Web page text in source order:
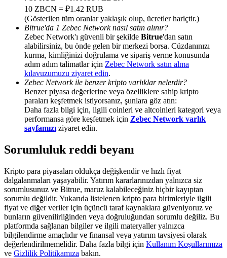
Deposit CASHCAT & Win
Share 500000 CASHCAT prize pool
Exclusive for BitMart Users
Register & Trade to Win 500,000 USDT
Precious Metals Trading Carnival
Trade Gold & Silver · 33,333 USDT Bonus
USDT New User Exclusive 10% APR
USDT Flexible Staking | Daily Rewards
10 ZBCN = ₽1.42 RUB
(Gösterilen tüm oranlar yaklaşık olup, ücretler hariçtir.)
Bitrue'da 1 Zebec Network nasıl satın alınır?
Zebec Network'ı güvenli bir şekilde Bitrue'dan satın
alabilirsiniz, bu önde gelen bir merkezi borsa. Cüzdanınızı
kurma, kimliğinizi doğrulama ve sipariş verme konusunda
adım adım talimatlar için Zebec Network satın alma
kılavuzumuzu ziyaret edin.
Zebec Network ile benzer kripto varlıklar nelerdir?
Benzer piyasa değerlerine veya özelliklere sahip kripto
paraları keşfetmek istiyorsanız, şunlara göz atın:
Daha fazla bilgi için, ilgili coinleri ve altcoinleri kategori veya
performansa göre keşfetmek için Zebec Network varlık
sayfamızı ziyaret edin.
Sorumluluk reddi beyanı
Kripto para piyasaları oldukça değişkendir ve hızlı fiyat
dalgalanmaları yaşayabilir. Yatırım kararlarınızdan yalnızca siz
sorumlusunuz ve Bitrue, maruz kalabileceğiniz hiçbir kayıptan
sorumlu değildir. Yukarıda listelenen kripto para birimleriyle ilgili
fiyat ve diğer veriler için üçüncü taraf kaynaklara güveniyoruz ve
bunların güvenilirliğinden veya doğruluğundan sorumlu değiliz. Bu
platformda sağlanan bilgiler ve ilgili materyaller yalnızca
bilgilendirme amaçlıdır ve finansal veya yatırım tavsiyesi olarak
değerlendirilmemelidir. Daha fazla bilgi için Kullanım Koşullarımıza
ve Gizlilik Politikamıza bakın.